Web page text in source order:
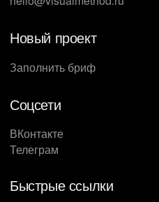
Новый проект
Заполнить бриф
Соцсети
ВКонтакте
Телеграм
Быстрые ссылки